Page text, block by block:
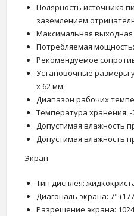
Полярность источника
заземлением
Максимальная выходная
Потребляемая
Рекомендуемое
Установочные размеры
x 62 мм
Диапазон рабочих
Температура хранения: -
Допустимая влажность
Допустимая влажность
Экран
Тип дисплея:
Диагональ экрана: 7"
Разрешение экрана: